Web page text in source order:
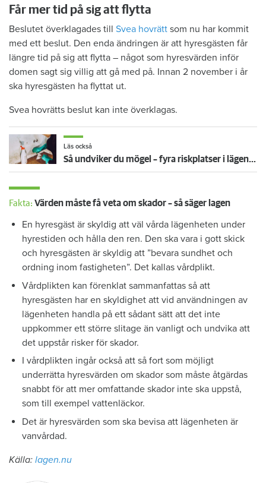
Får mer tid på sig att flytta
Beslutet överklagades till Svea hovrätt som nu har kommit
med ett beslut. Den enda ändringen är att hyresgästen får
längre tid på sig att flytta – något som hyresvärden inför
domen sagt sig villig att gå med på. Innan 2 november i år
ska hyresgästen ha flyttat ut.
Svea hovrätts beslut kan inte överklagas.
Läs också
Så undviker du mögel – fyra riskplatser i lägenheten: ”Måste städa bort”
Fakta: Värden måste få veta om skador – så säger lagen
En hyresgäst är skyldig att väl vårda lägenheten under
hyrestiden och hålla den ren. Den ska vara i gott skick
och hyresgästen är skyldig att ”bevara sundhet och
ordning inom fastigheten”. Det kallas vårdplikt.
Vårdplikten kan förenklat sammanfattas så att
hyresgästen har en skyldighet att vid användningen av
lägenheten handla på ett sådant sätt att det inte
uppkommer ett större slitage än vanligt och undvika att
det uppstår risker för skador.
I vårdplikten ingår också att så fort som möjligt
underrätta hyresvärden om skador som måste åtgärdas
snabbt för att mer omfattande skador inte ska uppstå,
som till exempel vattenläckor.
Det är hyresvärden som ska bevisa att lägenheten är
vanvårdad.
Källa: lagen.nu